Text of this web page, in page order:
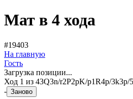
Мат в 4 хода
#19403
На главную
Гость
Загрузка позиции...
Ход 1 из 43Q3n/r2P2pK/p1R4p/3k3p/
- Заново